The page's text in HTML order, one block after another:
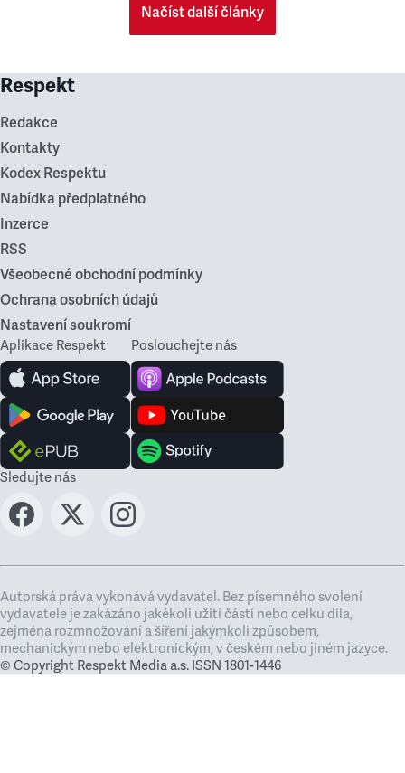
Načíst další články
Respekt
Redakce
Kontakty
Kodex Respektu
Nabídka předplatného
Inzerce
RSS
Všeobecné obchodní podmínky
Ochrana osobních údajů
Nastavení soukromí
Aplikace Respekt Poslouchejte nás
Sledujte nás
Autorská práva vykonává vydavatel. Bez písemného svolení
vydavatele je zakázáno jakékoli užití částí nebo celku díla,
zejména rozmnožování a šíření jakýmkoli způsobem,
mechanickým nebo elektronickým, v českém nebo jiném jazyce.
© Copyright Respekt Media a.s. ISSN 1801-1446